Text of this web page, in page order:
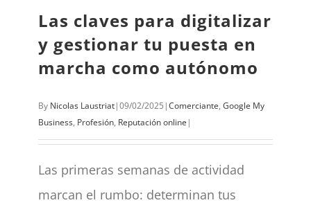
Las claves para digitalizar
y gestionar tu puesta en
marcha como autónomo
By Nicolas Laustriat|09/02/2025 |Comerciante, Google My
Business, Profesión, Reputación online |
Las primeras semanas de actividad
marcan el rumbo: determinan tus